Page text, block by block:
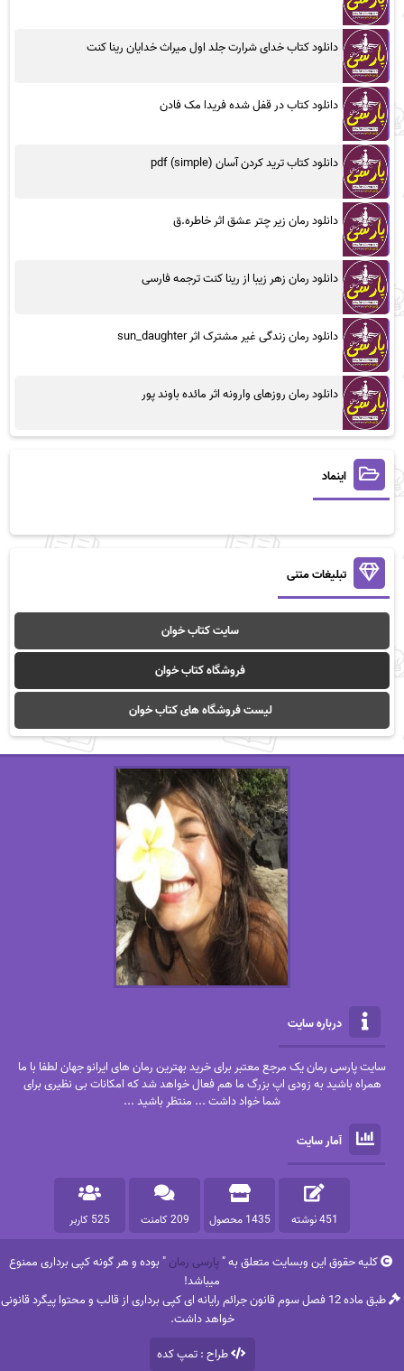
دانلود کتاب خدای شرارت جلد اول میراث خدایان رینا کنت
دانلود کتاب در قفل شده فریدا مک فادن
دانلود کتاب ترید کردن آسان (simple) pdf
دانلود رمان زیر چتر عشق اثر خاطره.ق
دانلود رمان زهر زیبا از رینا کنت ترجمه فارسی
دانلود رمان زندگی غیر مشترک اثر sun_daughter
دانلود رمان روزهای وارونه اثر مائده باوند پور
اینماد
تبلیغات متنی
سایت کتاب خوان
فروشگاه کتاب خوان
لیست فروشگاه های کتاب خوان
درباره سایت
سایت پارسی رمان یک مرجع معتبر برای خرید بهترین رمان های ایرانو جهان لطفا با ما
همراه باشید به زودی اپ بزرگ ما هم فعال خواهد شد که امکانات بی نظیری برای
شما خواد داشت ... منتظر باشید ...
آمار سایت
451 نوشته 1435 محصول 209 کامنت 525 کاربر
کلیه حقوق این وبسایت متعلق به "پارسی رمان" بوده و هر گونه کپی برداری ممنوع
میباشد!
طبق ماده 12 فصل سوم قانون جرائم رایانه ای کپی برداری از قالب و محتوا پیگرد قانونی
خواهد داشت.
طراح : تمپ کده